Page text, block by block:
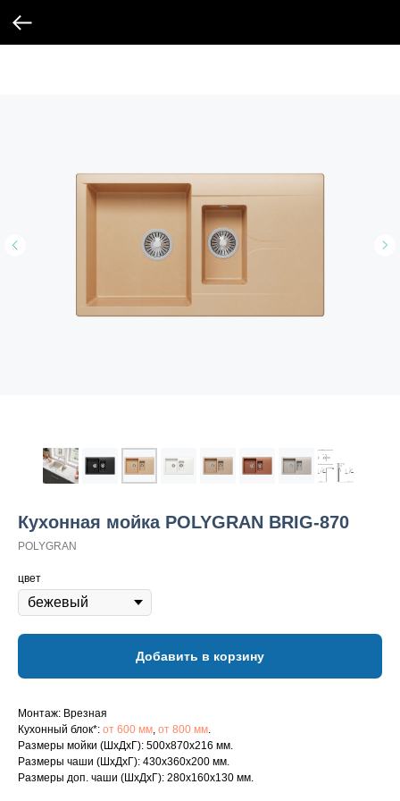
Кухонная мойка POLYGRAN BRIG-870
POLYGRAN
цвет
Добавить в корзину
Монтаж: Врезная
Кухонный блок*: от 600 мм, от 800 мм.
Размеры мойки (ШхДхГ): 500х870х216 мм.
Размеры чаши (ШхДхГ): 430х360х200 мм.
Размеры доп. чаши (ШхДхГ): 280х160х130 мм.